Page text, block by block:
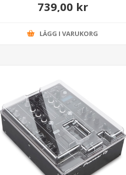
739,00 kr
LÄGG I VARUKORG